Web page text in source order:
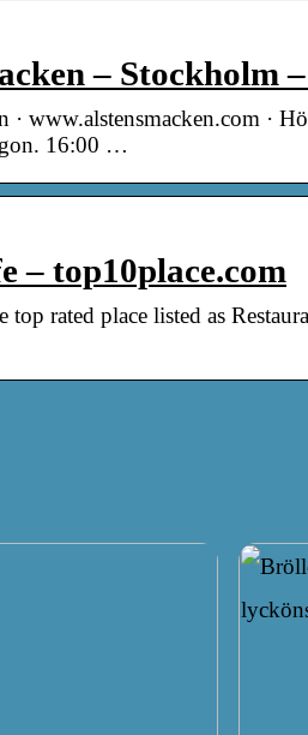
– Stockholm
www.alstensmacken.com ·
16:00 …
– top10place.com
rated place listed as